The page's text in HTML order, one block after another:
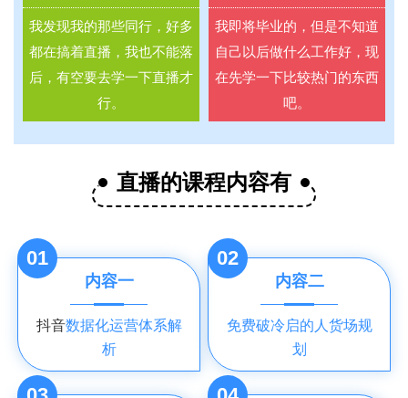
我发现我的那些同行，好多
都在搞着直播，我也不能落
后，有空要去学一下直播才
行。
我即将毕业的，但是不知道
自己以后做什么工作好，现
在先学一下比较热门的东西
吧。
直播的课程内容有
01
内容一
抖音数据化运营体系解
析
02
内容二
免费破冷启的人货场规
划